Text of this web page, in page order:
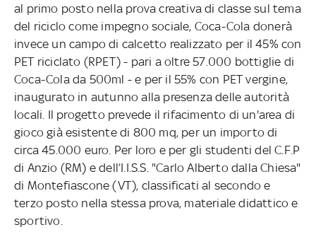
al primo posto nella prova creativa di classe sul tema
del riciclo come impegno sociale, Coca-Cola donerà
invece un campo di calcetto realizzato per il 45% con
PET riciclato (RPET) - pari a oltre 57.000 bottiglie di
Coca-Cola da 500ml - e per il 55% con PET vergine,
inaugurato in autunno alla presenza delle autorità
locali. Il progetto prevede il rifacimento di un'area di
gioco già esistente di 800 mq, per un importo di
circa 45.000 euro. Per loro e per gli studenti del C.F.P
di Anzio (RM) e dell’I.I.S.S. "Carlo Alberto dalla Chiesa"
di Montefiascone (VT), classificati al secondo e
terzo posto nella stessa prova, materiale didattico e
sportivo.